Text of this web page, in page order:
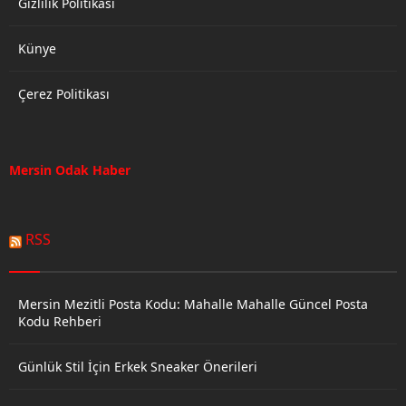
Künye
Çerez Politikası
Mersin Odak Haber
RSS
Mersin Mezitli Posta Kodu: Mahalle Mahalle Güncel Posta
Kodu Rehberi
Günlük Stil İçin Erkek Sneaker Önerileri